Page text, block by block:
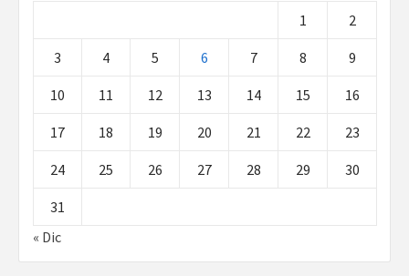
1
2
3 4 5 6 7 8 9
10 11 12 13 14 15 16
17 18 19 20 21 22 23
24 25 26 27 28 29 30
31
« Dic